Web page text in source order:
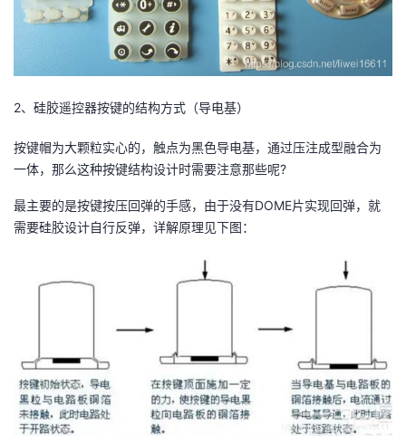
播
活
的
注
我
的
开
发
者
的
课
我
的
我
我
的
Programs
我
的
支
我
技
术
的
云
2、硅胶遥控器按键的结构方式（导电基）
按键帽为大颗粒实心的，触点为黑色导电基，通过压注成型融合为
一体，那么这种按键结构设计时需要注意那些呢?
最主要的是按键按压回弹的手感，由于没有DOME片实现回弹，就
需要硅胶设计自行反弹，详解原理见下图：